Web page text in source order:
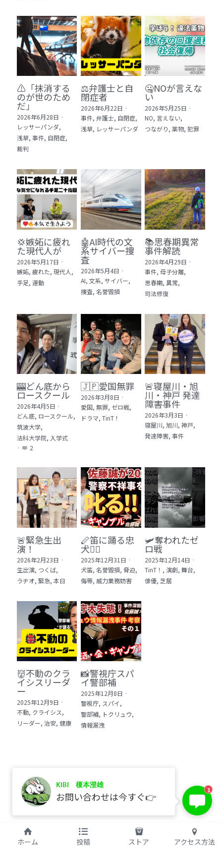
6 セールス・マーケティング・ビジネスモデ
ル 21冊
7 ライフスタイル・防災・科学技術 12冊
8 アジア・歴史・未来予測 11冊
🎬Dramas(おすすめの小説・漫画・ドラマ・
映画)
⚠️「抹消する
のが世のため
だ」​
2026年6月28日 ·
レッサーパンダ,
浅草, 事件, 自閉症,
裁判
⚖️弁護士と自
閉症者
2026年6月22日 ·
事件, 弁護士, 自閉症,
浅草, レッサーパンダ
🤐NOが言えな
い
2026年5月25日 ·
NO, 言えない,
つながり, 薬物, 犯罪
💢嫉妬に疲れ
た現代人が
2026年5月17日 ·
嫉妬, 疲れた, 現代人,
手足, 運動
🤖AI時代の文
系サイバー捜
査
2026年5月4日 ·
AI, 文系, サイバー,
捜査, 名誉毀損
📚思春期異常
事件解読
2026年4月29日 ·
事件, 母子分離,
思春期, 異常,
司法修復
🎰どん底から
ロースクール
2026年4月5日 ·
どん底, ロースクール,
筑波大学,
法科大学院, 入学式
·
2
🇯🇵愛国無罪
2026年3月8日 ·
愛国, 無罪, ゼロ戦,
ドラマ, TinT！
🚨寝屋川・旭
川・神戸 発達
障害事件
2026年3月3日 ·
寝屋川, 旭川, 神戸,
発達障害, 事件
🚨緊急生出
演！
2026年2月23日 ·
生出演, つくば,
ラヂオ, 緊急, 本日
🪈笛に踊る忠
犬🐕‍🦺
2025年12月31日 ·
犬笛, 名誉毀損, 脅迫,
侮辱, 威力業務妨害
🛩️奪われたゼ
ロ戦
2025年12月14日 ·
TinT！, 演劇, 舞台,
俳優, 芝居
👹不動のクラ
イシスリーダ
ー
2025年12月9日 ·
不動, クライシス,
リーダー, 治安, 健康
📸警視庁スパ
イ警部補
2025年12月8日 ·
警視庁, スパイ,
警部補, トクリュウ,
情報漏洩
©2017 kibi inc.（株式会社 kibi）
ホーム 投稿 ストア アクセス方法
KIBI 榎本澄雄
お問い合わせは今すぐ👉
1